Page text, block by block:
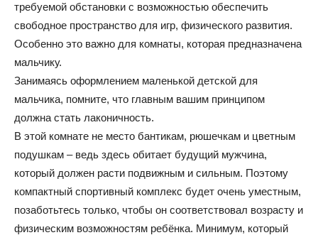
интерьеры,
фото,
советы
требуемой обстановки с возможностью обеспечить
свободное пространство для игр, физического развития.
Особенно это важно для комнаты, которая предназначена
мальчику.
Занимаясь оформлением маленькой детской для
мальчика, помните, что главным вашим принципом
должна стать лаконичность.
В этой комнате не место бантикам, рюшечкам и цветным
подушкам – ведь здесь обитает будущий мужчина,
который должен расти подвижным и сильным. Поэтому
компактный спортивный комплекс будет очень уместным,
позаботьтесь только, чтобы он соответствовал возрасту и
физическим возможностям ребёнка. Минимум, который